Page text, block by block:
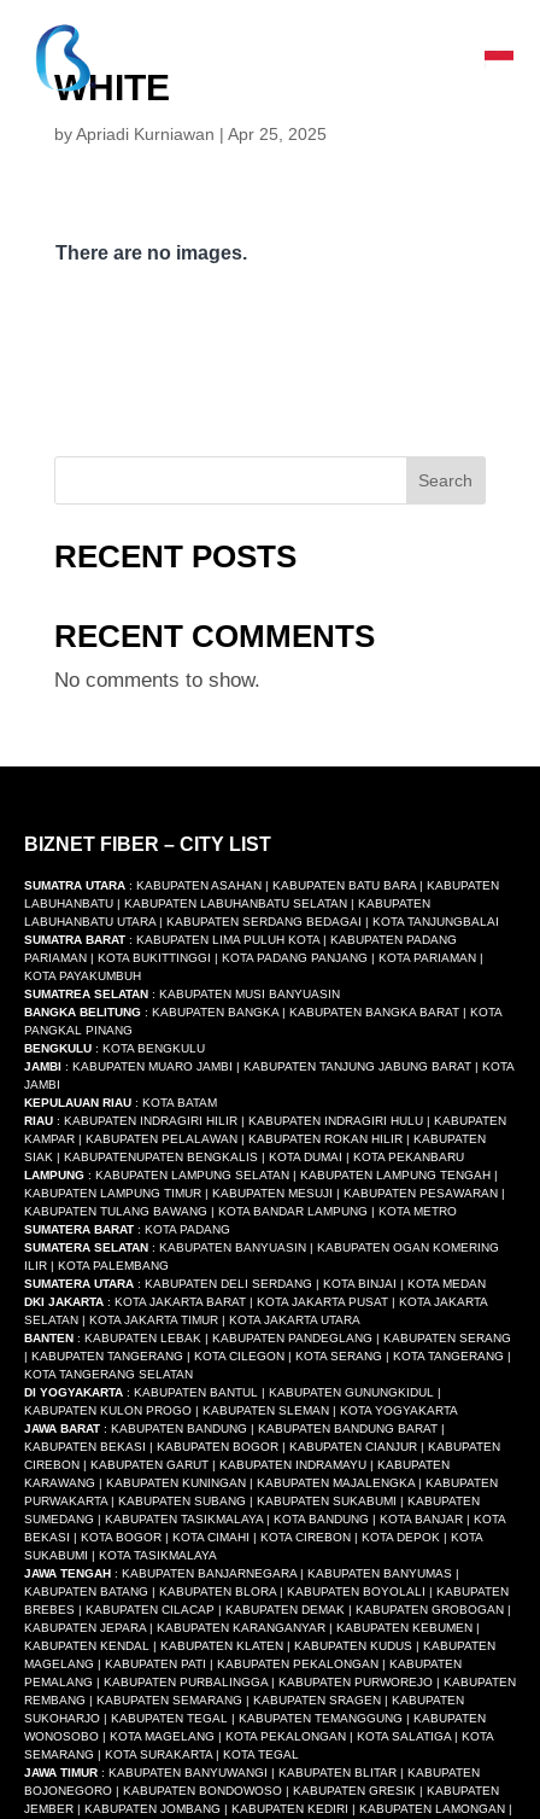
WHITE
byApriadi Kurniawan | Apr 25, 2025
There are no images.
Search
RECENT POSTS
RECENT COMMENTS
No comments to show.
BIZNET FIBER – CITY LIST
SUMATRA UTARA : KABUPATEN ASAHAN | KABUPATEN BATU BARA | KABUPATEN
LABUHANBATU | KABUPATEN LABUHANBATU SELATAN | KABUPATEN
LABUHANBATU UTARA | KABUPATEN SERDANG BEDAGAI | KOTA TANJUNGBALAI
SUMATRA BARAT : KABUPATEN LIMA PULUH KOTA | KABUPATEN PADANG
PARIAMAN | KOTA BUKITTINGGI | KOTA PADANG PANJANG | KOTA PARIAMAN |
KOTA PAYAKUMBUH
SUMATREA SELATAN : KABUPATEN MUSI BANYUASIN
BANGKA BELITUNG : KABUPATEN BANGKA | KABUPATEN BANGKA BARAT | KOTA
PANGKAL PINANG
BENGKULU : KOTA BENGKULU
JAMBI : KABUPATEN MUARO JAMBI | KABUPATEN TANJUNG JABUNG BARAT | KOTA
JAMBI
KEPULAUAN RIAU : KOTA BATAM
RIAU : KABUPATEN INDRAGIRI HILIR | KABUPATEN INDRAGIRI HULU | KABUPATEN
KAMPAR | KABUPATEN PELALAWAN | KABUPATEN ROKAN HILIR | KABUPATEN
SIAK | KABUPATENUPATEN BENGKALIS | KOTA DUMAI | KOTA PEKANBARU
LAMPUNG : KABUPATEN LAMPUNG SELATAN | KABUPATEN LAMPUNG TENGAH |
KABUPATEN LAMPUNG TIMUR | KABUPATEN MESUJI | KABUPATEN PESAWARAN |
KABUPATEN TULANG BAWANG | KOTA BANDAR LAMPUNG | KOTA METRO
SUMATERA BARAT : KOTA PADANG
SUMATERA SELATAN : KABUPATEN BANYUASIN | KABUPATEN OGAN KOMERING
ILIR | KOTA PALEMBANG
SUMATERA UTARA : KABUPATEN DELI SERDANG | KOTA BINJAI | KOTA MEDAN
DKI JAKARTA : KOTA JAKARTA BARAT | KOTA JAKARTA PUSAT | KOTA JAKARTA
SELATAN | KOTA JAKARTA TIMUR | KOTA JAKARTA UTARA
BANTEN : KABUPATEN LEBAK | KABUPATEN PANDEGLANG | KABUPATEN SERANG
| KABUPATEN TANGERANG | KOTA CILEGON | KOTA SERANG | KOTA TANGERANG |
KOTA TANGERANG SELATAN
DI YOGYAKARTA : KABUPATEN BANTUL | KABUPATEN GUNUNGKIDUL |
KABUPATEN KULON PROGO | KABUPATEN SLEMAN | KOTA YOGYAKARTA
JAWA BARAT : KABUPATEN BANDUNG | KABUPATEN BANDUNG BARAT |
KABUPATEN BEKASI | KABUPATEN BOGOR | KABUPATEN CIANJUR | KABUPATEN
CIREBON | KABUPATEN GARUT | KABUPATEN INDRAMAYU | KABUPATEN
KARAWANG | KABUPATEN KUNINGAN | KABUPATEN MAJALENGKA | KABUPATEN
PURWAKARTA | KABUPATEN SUBANG | KABUPATEN SUKABUMI | KABUPATEN
SUMEDANG | KABUPATEN TASIKMALAYA | KOTA BANDUNG | KOTA BANJAR | KOTA
BEKASI | KOTA BOGOR | KOTA CIMAHI | KOTA CIREBON | KOTA DEPOK | KOTA
SUKABUMI | KOTA TASIKMALAYA
JAWA TENGAH : KABUPATEN BANJARNEGARA | KABUPATEN BANYUMAS |
KABUPATEN BATANG | KABUPATEN BLORA | KABUPATEN BOYOLALI | KABUPATEN
BREBES | KABUPATEN CILACAP | KABUPATEN DEMAK | KABUPATEN GROBOGAN |
KABUPATEN JEPARA | KABUPATEN KARANGANYAR | KABUPATEN KEBUMEN |
KABUPATEN KENDAL | KABUPATEN KLATEN | KABUPATEN KUDUS | KABUPATEN
MAGELANG | KABUPATEN PATI | KABUPATEN PEKALONGAN | KABUPATEN
PEMALANG | KABUPATEN PURBALINGGA | KABUPATEN PURWOREJO | KABUPATEN
REMBANG | KABUPATEN SEMARANG | KABUPATEN SRAGEN | KABUPATEN
SUKOHARJO | KABUPATEN TEGAL | KABUPATEN TEMANGGUNG | KABUPATEN
WONOSOBO | KOTA MAGELANG | KOTA PEKALONGAN | KOTA SALATIGA | KOTA
SEMARANG | KOTA SURAKARTA | KOTA TEGAL
JAWA TIMUR : KABUPATEN BANYUWANGI | KABUPATEN BLITAR | KABUPATEN
BOJONEGORO | KABUPATEN BONDOWOSO | KABUPATEN GRESIK | KABUPATEN
JEMBER | KABUPATEN JOMBANG | KABUPATEN KEDIRI | KABUPATEN LAMONGAN |